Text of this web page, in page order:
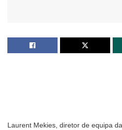
Laurent Mekies, diretor de equipa